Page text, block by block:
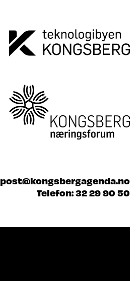
post@kongsbergagenda.no
Telefon:32 29 90 50